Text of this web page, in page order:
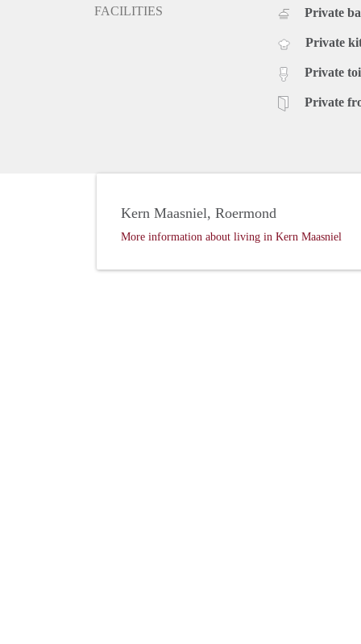
FACILITIES Private
Private
Private
Private
Kern Maasniel, Roermond
More information about living in Kern Maasniel